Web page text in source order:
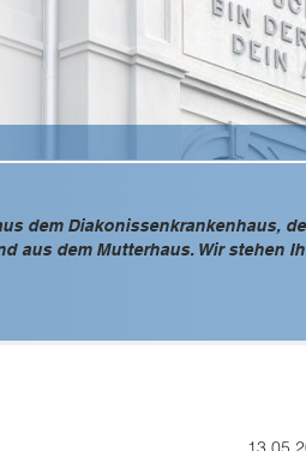
dem Diakonissenkrankenhaus,
aus dem Mutterhaus. Wir stehen